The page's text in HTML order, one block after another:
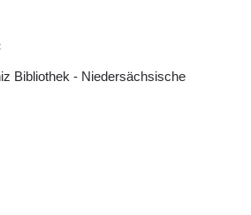
Bibliothek - Niedersächsische